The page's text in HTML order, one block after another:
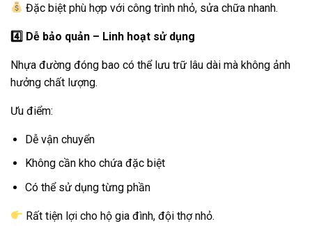
Đặc biệt phù hợp với công trình nhỏ, sửa chữa nhanh.
4️ Dễ bảo quản – Linh hoạt sử dụng
Nhựa đường đóng bao có thể lưu trữ lâu dài mà không ảnh
hưởng chất lượng.
Ưu điểm:
Dễ vận chuyển
Không cần kho chứa đặc biệt
Có thể sử dụng từng phần
Rất tiện lợi cho hộ gia đình, đội thợ nhỏ.